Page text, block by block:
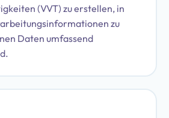
(VVT) zu erstellen, in
zu
Daten umfassend